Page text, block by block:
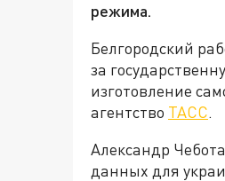
режима.
Белгородский
за
изготовление
агентство ТАСС.
Александр
данных для